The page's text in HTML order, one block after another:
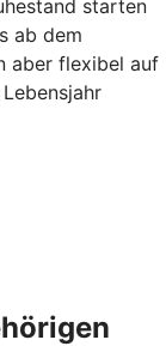
starten
ab dem
aber flexibel auf